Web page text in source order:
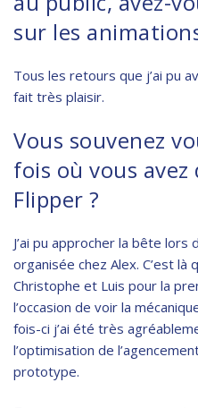
sur les
Tous les retours que j’ai pu
fait très plaisir.
Vous souvenez
fois où vous
Flipper ?
J’ai pu approcher la bête lors
organisée chez Alex. C’est là
Christophe et Luis pour la
l’occasion de voir la
fois-ci j’ai été très
l’optimisation de
prototype.